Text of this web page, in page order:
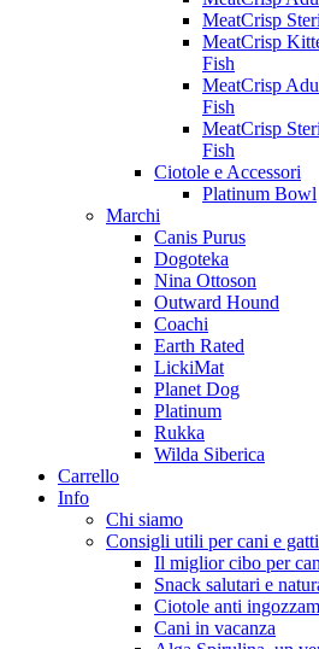
MeatCrisp
MeatCrisp
Fish
MeatCrisp
Fish
MeatCrisp
Fish
Ciotole e Accessori
Platinum Bowl
Marchi
Canis Purus
Dogoteka
Nina Ottoson
Outward Hound
Coachi
Earth Rated
LickiMat
Planet Dog
Platinum
Rukka
Wilda Siberica
Carrello
Info
Chi siamo
Consigli utili per cani e gatti
Il miglior cibo per
Snack salutari e
Ciotole anti
Cani in vacanza